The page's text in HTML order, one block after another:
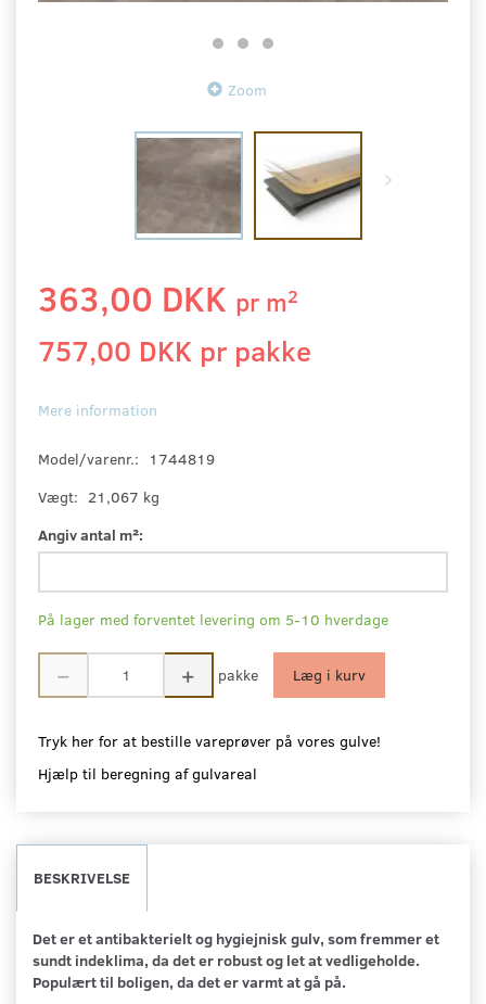
Zoom
363,00 DKK pr m2
757,00 DKK pr pakke
Mere information
Model/varenr.:
1744819
Vægt: 21,067 kg
Angiv antal m²:
På lager med forventet levering om 5-10 hverdage
pakke Læg i kurv
Tryk her for at bestille vareprøver på vores gulve!
Hjælp til beregning af gulvareal
BESKRIVELSE
Det er et antibakterielt og hygiejnisk gulv, som fremmer et
sundt indeklima, da det er robust og let at vedligeholde.
Populært til boligen, da det er varmt at gå på.